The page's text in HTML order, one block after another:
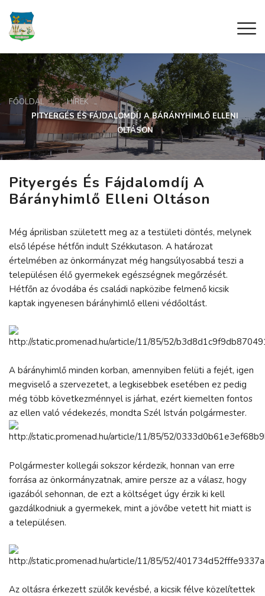
FŐOLDAL
HÍREK
PITYERGÉS ÉS FÁJDALOMDÍJ A BÁRÁNYHIMLŐ ELLENI
OLTÁSON
Pityergés És Fájdalomdíj A
Bárányhimlő Elleni Oltáson
Még áprilisban született meg az a testületi döntés, melynek
első lépése hétfőn indult Székkutason. A határozat
értelmében az önkormányzat még hangsúlyosabbá teszi a
településen élő gyermekek egészségnek megőrzését.
Hétfőn az óvodába és családi napközibe felmenő kicsik
kaptak ingyenesen bárányhimlő elleni védőoltást.
A bárányhimlő minden korban, amennyiben felüti a fejét, igen
megviselő a szervezetet, a legkisebbek esetében ez pedig
még több következménnyel is járhat, ezért kiemelten fontos
az ellen való védekezés, mondta Szél István polgármester.
Polgármester kollegái sokszor kérdezik, honnan van erre
forrása az önkormányzatnak, amire persze az a válasz, hogy
igazából sehonnan, de ezt a költséget úgy érzik ki kell
gazdálkodniuk a gyermekek, mint a jövőbe vetett hit miatt is
a településen.
Az oltásra érkezett szülők kevésbé, a kicsik félve közelítettek